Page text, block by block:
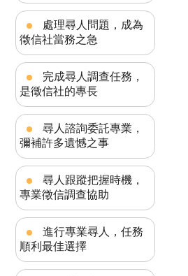
處理尋人問題，成為
徵信社當務之急
完成尋人調查任務，
是徵信社的專長
尋人諮詢委託專業，
彌補許多遺憾之事
尋人跟蹤把握時機，
專業徵信調查協助
進行專業尋人，任務
順利最佳選擇